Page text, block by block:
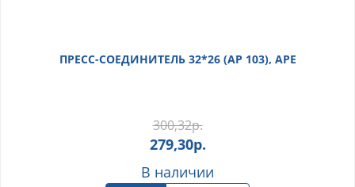
ПРЕСС-СОЕДИНИТЕЛЬ 32*26 (АР 103), АРЕ
300,32р.
279,30р.
В наличии